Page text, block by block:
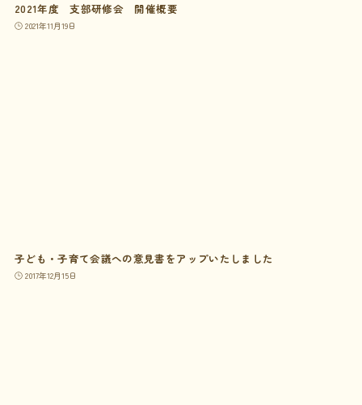
2021年度 支部研修会 開催概要
2021年11月19日
子ども・子育て会議への意見書をアップいたしました
2017年12月15日